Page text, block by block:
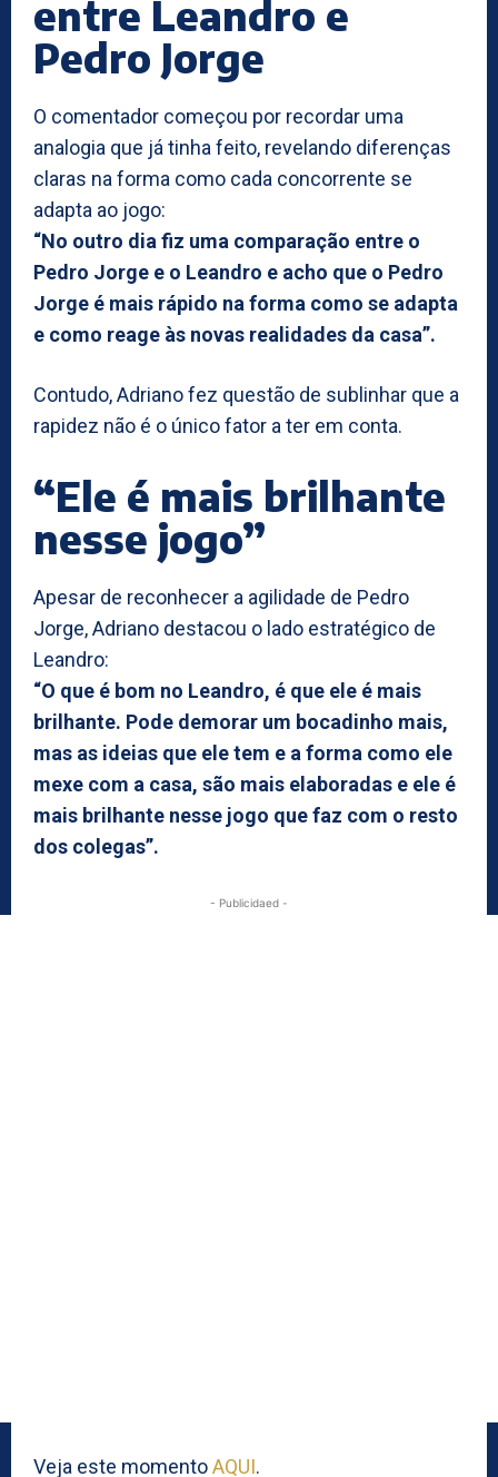
entre Leandro e
Pedro Jorge
O comentador começou por recordar uma
analogia que já tinha feito, revelando diferenças
claras na forma como cada concorrente se
adapta ao jogo:
“No outro dia fiz uma comparação entre o
Pedro Jorge e o Leandro e acho que o Pedro
Jorge é mais rápido na forma como se adapta
e como reage às novas realidades da casa”.
Contudo, Adriano fez questão de sublinhar que a
rapidez não é o único fator a ter em conta.
“Ele é mais brilhante
nesse jogo”
Apesar de reconhecer a agilidade de Pedro
Jorge, Adriano destacou o lado estratégico de
Leandro:
“O que é bom no Leandro, é que ele é mais
brilhante. Pode demorar um bocadinho mais,
mas as ideias que ele tem e a forma como ele
mexe com a casa, são mais elaboradas e ele é
mais brilhante nesse jogo que faz com o resto
dos colegas”.
- Publicidaed -
Veja este momentoAQUI.